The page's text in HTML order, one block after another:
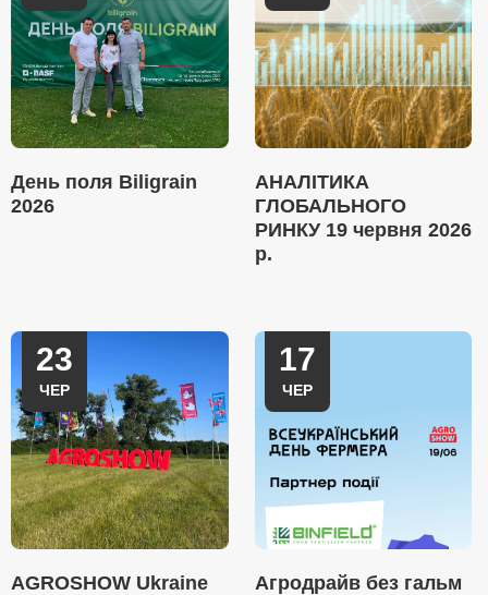
День поля Biligrain
2026
АНАЛІТИКА
ГЛОБАЛЬНОГО
РИНКУ 19 червня 2026
р.
23
ЧЕР
AGROSHOW Ukraine
17
ЧЕР
Агродрайв без гальм